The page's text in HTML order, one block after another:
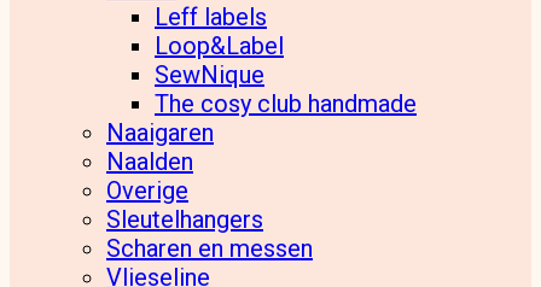
Leff labels
Loop&Label
SewNique
The cosy club handmade
Naaigaren
Naalden
Overige
Sleutelhangers
Scharen en messen
Vlieseline